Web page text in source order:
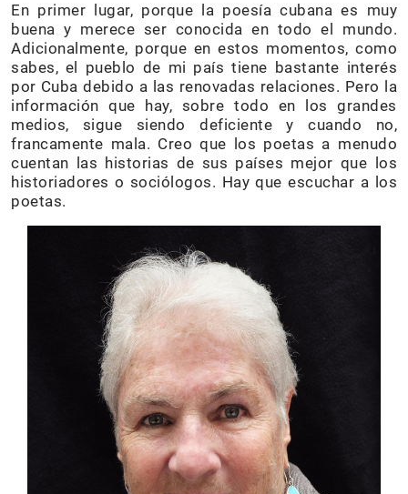
En primer lugar, porque la poesía cubana es muy
buena y merece ser conocida en todo el mundo.
Adicionalmente, porque en estos momentos, como
sabes, el pueblo de mi país tiene bastante interés
por Cuba debido a las renovadas relaciones. Pero la
información que hay, sobre todo en los grandes
medios, sigue siendo deficiente y cuando no,
francamente mala. Creo que los poetas a menudo
cuentan las historias de sus países mejor que los
historiadores o sociólogos. Hay que escuchar a los
poetas.